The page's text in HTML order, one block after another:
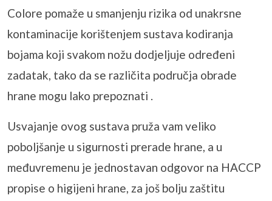
Colore pomaže u smanjenju rizika od unakrsne
kontaminacije korištenjem sustava kodiranja
bojama koji svakom nožu dodjeljuje određeni
zadatak, tako da se različita područja obrade
hrane mogu lako prepoznati .
Usvajanje ovog sustava pruža vam veliko
poboljšanje u sigurnosti prerade hrane, a u
međuvremenu je jednostavan odgovor na HACCP
propise o higijeni hrane, za još bolju zaštitu